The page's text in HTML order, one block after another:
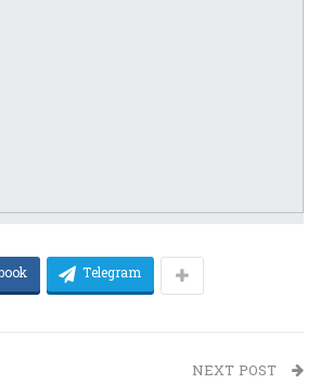
Telegram
NEXT POST